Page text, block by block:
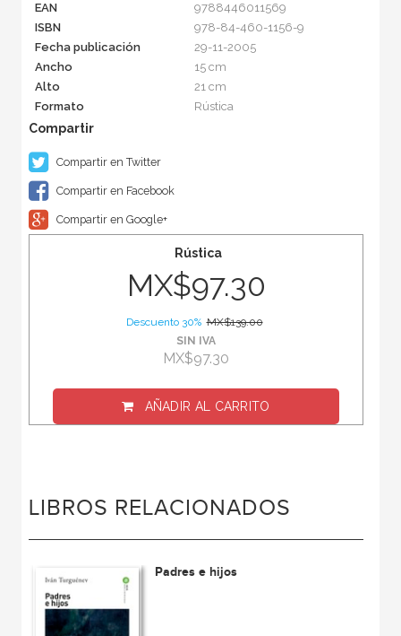
EAN
9788446011569
ISBN
978-84-460-1156-9
Fecha publicación
29-11-2005
Ancho
15 cm
Alto
21 cm
Formato
Rústica
Compartir en Twitter
Compartir en Facebook
Compartir en Google+
Rústica
MX$97.30
Descuento 30% MX$139.00
SIN IVA
MX$97.30
AÑADIR AL CARRITO
LIBROS RELACIONADOS
Padres e hijos